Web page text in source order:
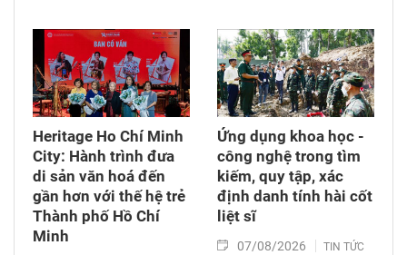
Heritage Ho Chí Minh
City: Hành trình đưa
di sản văn hoá đến
gần hơn với thế hệ trẻ
Thành phố Hồ Chí
Minh
Ứng dụng khoa học -
công nghệ trong tìm
kiếm, quy tập, xác
định danh tính hài cốt
liệt sĩ
07/08/2026 TIN TỨC